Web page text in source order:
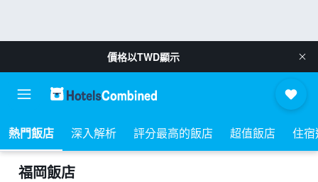
價格以TWD顯示
熱門飯店 深入解析 評分最高的飯店 超值飯店 住
福岡飯店